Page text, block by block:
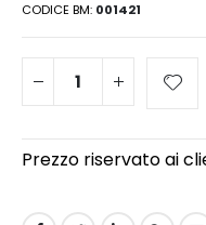
CODICE BM 001421
Prezzo riservato ai